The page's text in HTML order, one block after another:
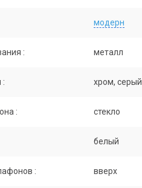
модерн
: металл
: хром, серый
: стекло
белый
: вверх